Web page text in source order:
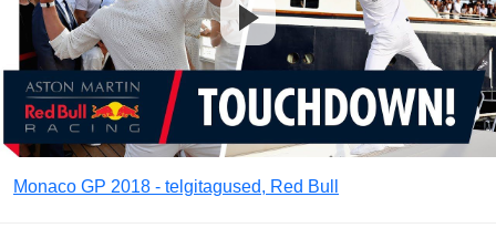
Monaco GP 2018 - telgitagused, Red Bull